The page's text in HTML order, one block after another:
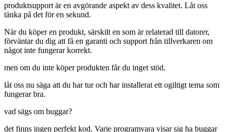
produktsupport är en avgörande aspekt av dess kvalitet. Låt oss
tänka på det för en sekund.
När du köper en produkt, särskilt en som är relaterad till datorer,
förväntar du dig att få en garanti och support från tillverkaren om
något inte fungerar korrekt.
men om du inte köper produkten får du inget stöd.
låt oss nu säga att du har tur och har installerat ett ogiltigt tema som
fungerar bra.
vad sägs om buggar?
det finns ingen perfekt kod. Varje programvara visar sig ha buggar